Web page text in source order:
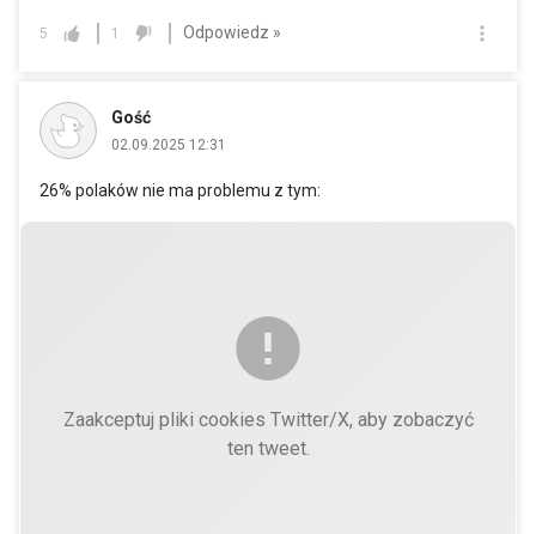
5 1 Odpowiedz »
Gość
02.09.2025 12:31
26% polaków nie ma problemu z tym:
Zaakceptuj pliki cookies Twitter/X, aby zobaczyć
ten tweet.